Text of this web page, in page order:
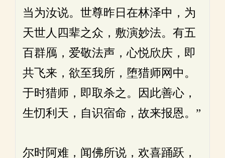
当为汝说。世尊昨日在林泽中，为
天世人四辈之众，敷演妙法。有五
百群鴈，爱敬法声，心悦欣庆，即
共飞来，欲至我所，堕猎师网中。
于时猎师，即取杀之。因此善心，
生忉利天，自识宿命，故来报恩。”
尔时阿难，闻佛所说，欢喜踊跃，